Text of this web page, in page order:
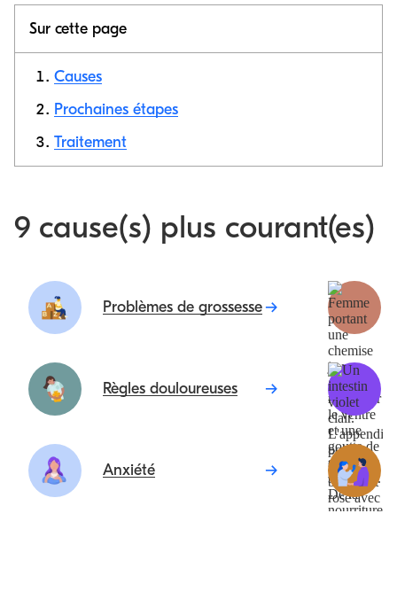
lien
Sur cette page
Causes
Prochaines étapes
Traitement
9 cause(s) plus courant(es)
Problèmes de grossesse
Règles douloureuses
Anxiété